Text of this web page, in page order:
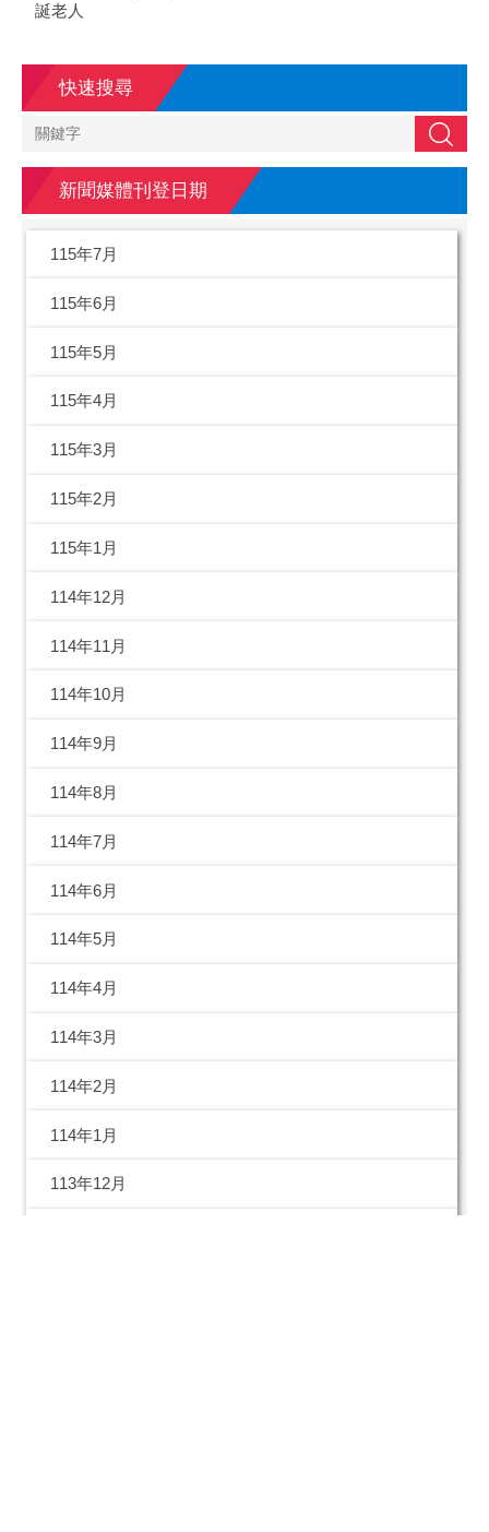
誕老人
快速搜尋
搜尋
新聞媒體刊登日期
115年7月
115年6月
115年5月
115年4月
115年3月
115年2月
115年1月
114年12月
114年11月
114年10月
114年9月
114年8月
114年7月
114年6月
114年5月
114年4月
114年3月
114年2月
114年1月
113年12月